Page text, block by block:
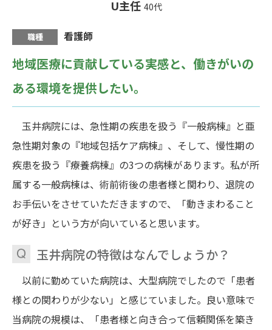
U主任 40代
職種 看護師
地域医療に貢献している実感と、 働きがいの
ある環境を提供したい。
玉井病院には、急性期の疾患を扱う『一般病棟』と亜
急性期対象の『地域包括ケア病棟』、そして、慢性期の
疾患を扱う『療養病棟』の3つの病棟があります。私が所
属する一般病棟は、術前術後の患者様と関わり、退院の
お手伝いをさせていただきますので、「動きまわること
が好き」という方が向いていると思います。
玉井病院の特徴はなんでしょうか？
以前に勤めていた病院は、大型病院でしたので「患者
様との関わりが少ない」と感じていました。良い意味で
当病院の規模は、「患者様と向き合って信頼関係を築き